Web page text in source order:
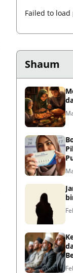
Failed to load
Shaum